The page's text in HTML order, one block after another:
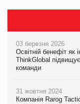
03 березня 2026
Освітній бенефіт як
ThinkGlobal
команди
31 жовтня 2024
Компанія Rarog